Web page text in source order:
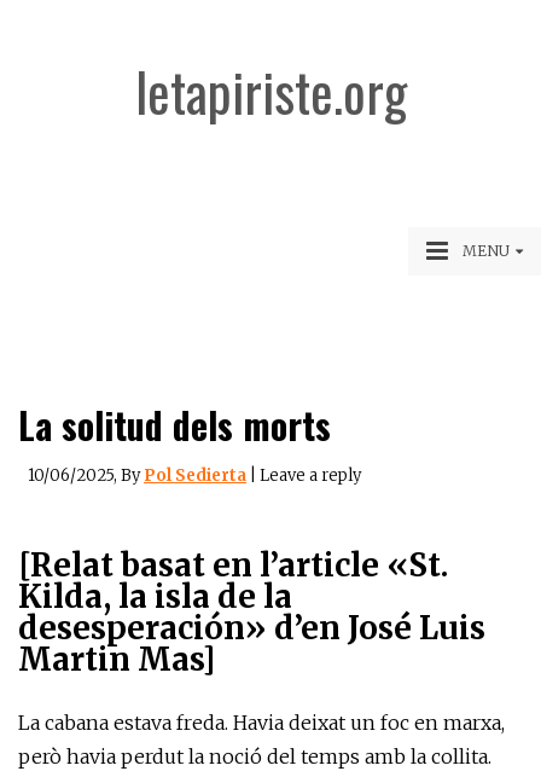
letapiriste.org
MENU
La solitud dels morts
10/06/2025, ByPol Sedierta Leave a reply
[Relat basat en l’article «St.
Kilda, la isla de la
desesperación» d’en José Luis
Martin Mas]
La cabana estava freda. Havia deixat un foc en marxa,
però havia perdut la noció del temps amb la collita.